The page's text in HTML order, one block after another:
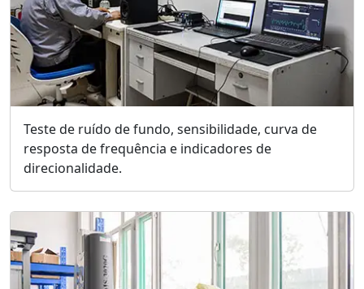
Teste de ruído de fundo, sensibilidade, curva de
resposta de frequência e indicadores de
direcionalidade.